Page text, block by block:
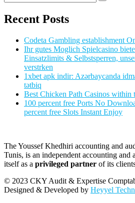
Recent Posts
Codeta Gambling establishment
Ihr gutes Moglich Spielcasino
Einsatzlimits & Selbstsperren,
verstrken
1xbet apk indir: Azərbaycanda
tətbiq
Best Chicken Path Casinos within
100 percent free Ports No
percent free Slots Instant Enjoy
The Youssef Khedhiri accounting and
Tunis, is an independent accounting and
itself as a privileged partner of its
© 2023 CKY Audit & Expertise
Designed & Developed by Heyyel